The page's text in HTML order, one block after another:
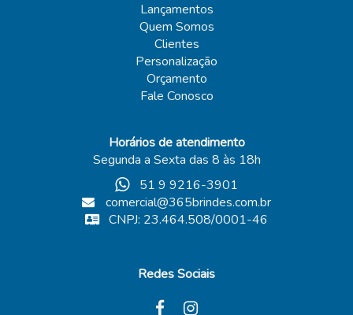
Lançamentos
Quem Somos
Clientes
Personalização
Orçamento
Fale Conosco
Horários de atendimento
Segunda a Sexta das 8 às 18h
51 9 9216-3901
comercial@365brindes.com.br
CNPJ: 23.464.508/0001-46
Redes Sociais